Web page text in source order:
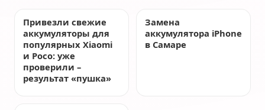
Привезли свежие
аккумуляторы для
популярных Xiaomi
и Poco: уже
проверили –
результат «пушка»
Замена
аккумулятора iPhone
в Самаре